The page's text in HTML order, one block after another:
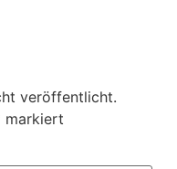
veröffentlicht.
markiert